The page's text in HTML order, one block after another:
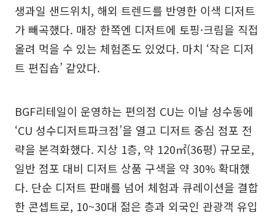
생과일 샌드위치, 해외 트렌드를 반영한 이색 디저트
가 빼곡했다. 매장 한쪽엔 디저트에 토핑·크림을 직접
올려 먹을 수 있는 체험존도 있었다. 마치 ‘작은 디저
트 편집숍’ 같았다.
BGF리테일이 운영하는 편의점 CU는 이날 성수동에
‘CU 성수디저트파크점’을 열고 디저트 중심 점포 전
략을 본격화했다. 지상 1층, 약 120㎡(36평) 규모로,
일반 점포 대비 디저트 상품 구색을 약 30% 확대했
다. 단순 디저트 판매를 넘어 체험과 큐레이션을 결합
한 콘셉트로, 10~30대 젊은 층과 외국인 관광객 유입